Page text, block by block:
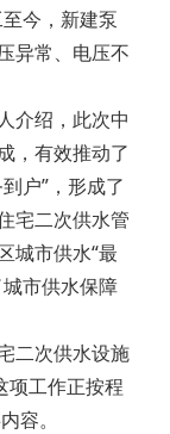
今，新建泵
异常、电压不
介绍，此次中
，有效推动了
户”，形成了
宅二次供水管
城市供水“最
市供水保障
二次供水设施
项工作正按程
容。